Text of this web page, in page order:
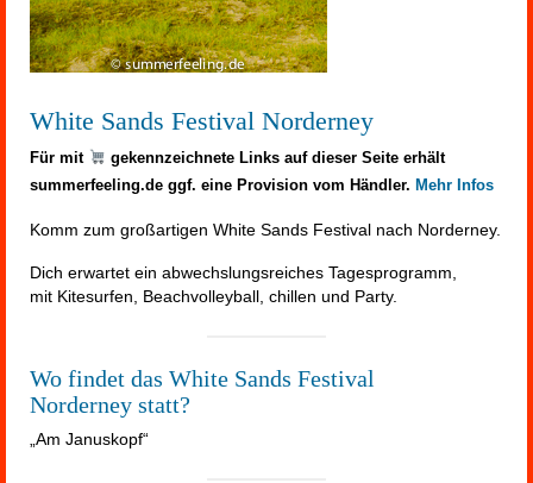
White Sands Festival Norderney
Für mit
gekennzeichnete Links auf dieser Seite erhält
summerfeeling.de ggf. eine Provision vom Händler. Mehr Infos
Komm zum großartigen White Sands Festival nach Norderney.
Dich erwartet ein abwechslungsreiches Tagesprogramm,
mit Kitesurfen, Beachvolleyball, chillen und Party.
Wo findet das White Sands Festival
Norderney statt?
„Am Januskopf“